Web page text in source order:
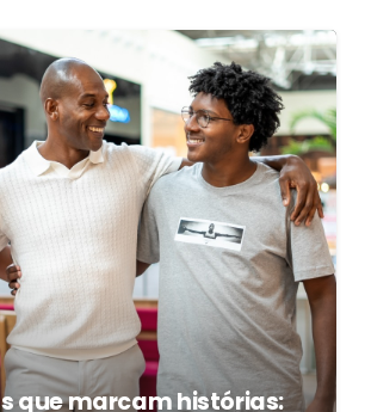
que marcam histórias: